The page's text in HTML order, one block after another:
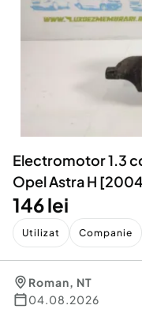
Servicii
Animale de
Afaceri și
Inchiriere Bunuri si
Utilaje agricole si
Piese auto si
Electromotor 1.3
Opel Astra H
146 lei
Utilizat Companie
Roman, NT
04.08.2026